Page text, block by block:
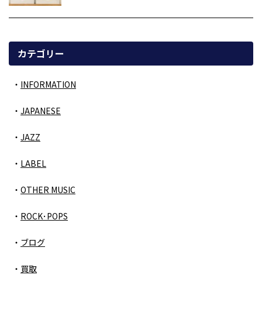
カテゴリー
INFORMATION
JAPANESE
JAZZ
LABEL
OTHER MUSIC
ROCK･POPS
ブログ
買取